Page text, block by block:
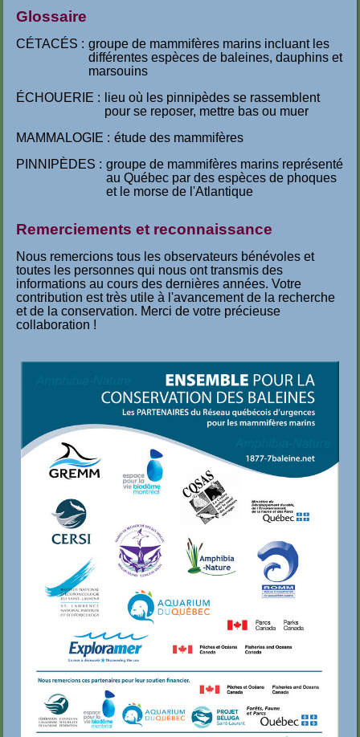
Glossaire
CÉTACÉS : groupe de mammifères marins incluant les
différentes espèces de baleines, dauphins et
marsouins
ÉCHOUERIE :
lieu où les pinnipèdes se rassemblent
pour se reposer, mettre bas ou muer
MAMMALOGIE : étude des mammifères
PINNIPÈDES : groupe de mammifères marins représenté
au Québec par des espèces de phoques
et le morse de l'Atlantique
Remerciements et reconnaissance
Nous remercions tous les observateurs bénévoles et
toutes les personnes qui nous ont transmis des
informations au cours des dernières années. Votre
contribution est très utile à l'avancement de la recherche
et de la conservation. Merci de votre précieuse
collaboration !